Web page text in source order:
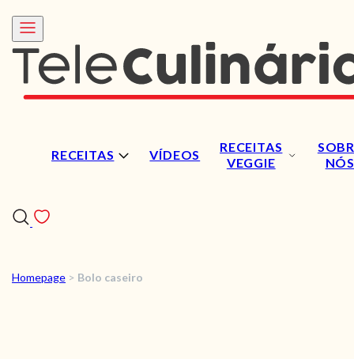
RECEITAS VÍDEOS
RECEITAS
VEGGIE
NÓS
Homepage > Bolo caseiro